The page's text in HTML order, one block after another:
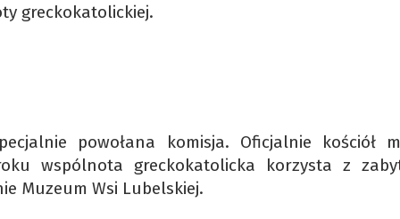
greckokatolickiej.
powołana komisja. Oficjalnie kościół
wspólnota greckokatolicka korzysta z
Muzeum Wsi Lubelskiej.